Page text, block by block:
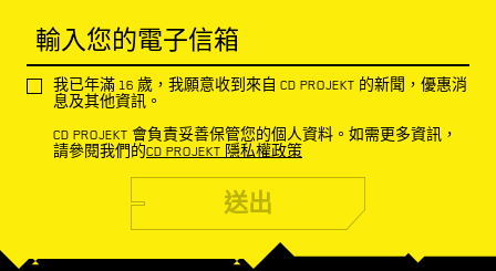
輸入您的電子信箱
我已年滿 16 歲，我願意收到來自 CD PROJEKT 的新聞，優惠消
息及其他資訊。
CD PROJEKT 會負責妥善保管您的個人資料。如需更多資訊，
請參閱我們的CD PROJEKT 隱私權政策
送出